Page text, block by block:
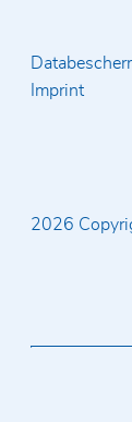
Imprint
2026